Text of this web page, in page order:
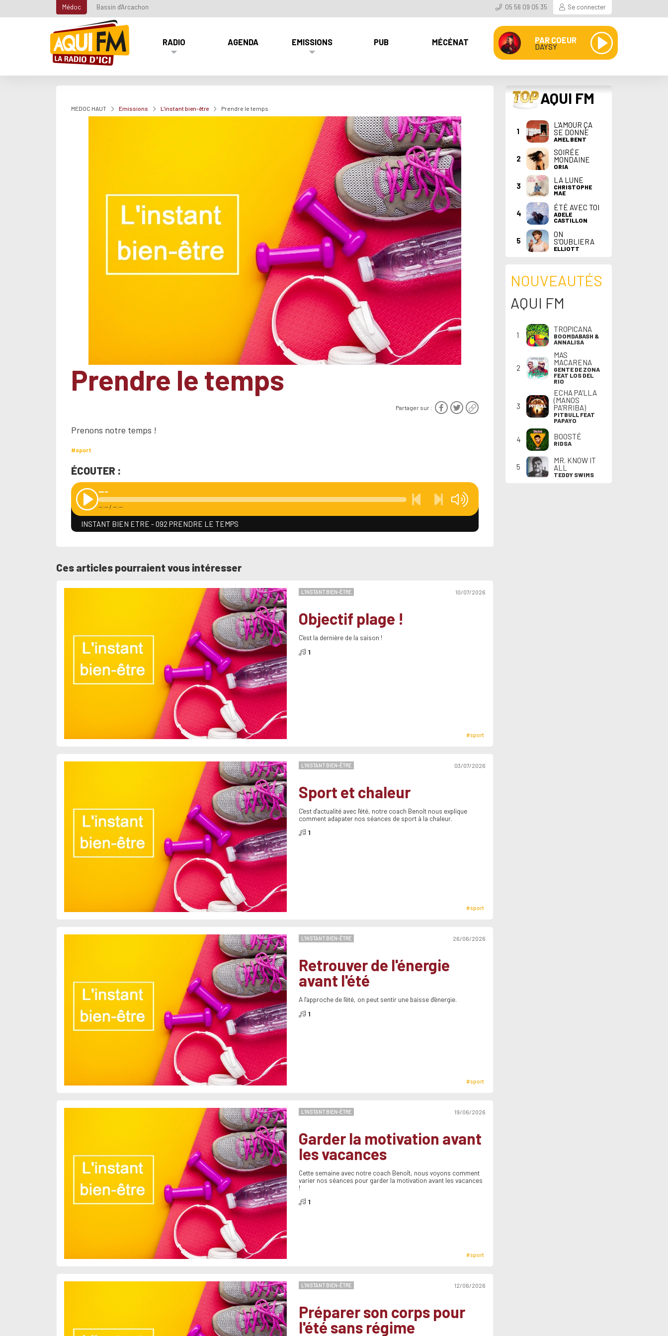
Médoc Bassin d'Arcachon 05 56 09 05 35 Se connecter
RADIO AGENDA EMISSIONS PUB MÉCÉNAT PAR COEUR
DAYSY
MEDOC HAUT Emissions L'instant bien-être Prendre le temps
Prendre le temps
Partager sur :
Prenons notre temps !
#sport
ÉCOUTER :
---
--:--/ --:--
INSTANT BIEN ETRE - 092 PRENDRE LE TEMPS
Ces articles pourraient vous intéresser
L'INSTANT BIEN-ÊTRE 10/07/2026
Objectif plage !
C'est la dernière de la saison !
1
#sport
L'INSTANT BIEN-ÊTRE 03/07/2026
Sport et chaleur
C'est d'actualité avec l'été, notre coach Benoît nous explique
comment adapater nos séances de sport à la chaleur.
1
#sport
L'INSTANT BIEN-ÊTRE 26/06/2026
Retrouver de l'énergie
avant l'été
A l'approche de l'été, on peut sentir une baisse d'énergie.
1
#sport
L'INSTANT BIEN-ÊTRE 19/06/2026
Garder la motivation avant
les vacances
Cette semaine avec notre coach Benoît, nous voyons comment
varier nos séances pour garder la motivation avant les vacances
!
1
#sport
L'INSTANT BIEN-ÊTRE 12/06/2026
Préparer son corps pour
l'été sans régime
TOP AQUI FM
1
L'AMOUR ÇA
SE DONNE
AMEL BENT
2
SOIRÉE
MONDAINE
ORIA
3
LA LUNE
CHRISTOPHE
MAE
4
ÉTÉ AVEC TOI
ADELE
CASTILLON
5
ON
S'OUBLIERA
ELLIOTT
NOUVEAUTÉS
AQUI FM
1
TROPICANA
BOOMDABASH &
ANNALISA
2
MAS
MACARENA
GENTE DE ZONA
FEAT LOS DEL
RIO
3
ECHA PA'LLA
(MANOS
PA'RRIBA)
PITBULL FEAT
PAPAYO
4 BOOSTÉ
RIDSA
5
MR. KNOW IT
ALL
TEDDY SWIMS